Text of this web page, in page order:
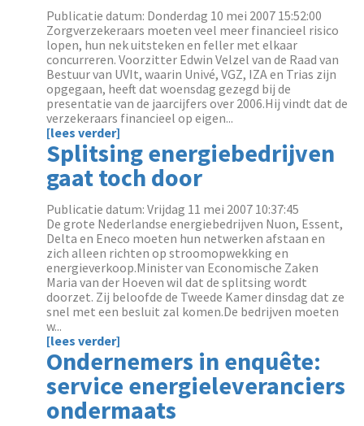
Publicatie datum: Donderdag 10 mei 2007 15:52:00
Zorgverzekeraars moeten veel meer financieel risico
lopen, hun nek uitsteken en feller met elkaar
concurreren. Voorzitter Edwin Velzel van de Raad van
Bestuur van UVIt, waarin Univé, VGZ, IZA en Trias zijn
opgegaan, heeft dat woensdag gezegd bij de
presentatie van de jaarcijfers over 2006.Hij vindt dat de
verzekeraars financieel op eigen...
[lees verder]
Splitsing energiebedrijven
gaat toch door
Publicatie datum: Vrijdag 11 mei 2007 10:37:45
De grote Nederlandse energiebedrijven Nuon, Essent,
Delta en Eneco moeten hun netwerken afstaan en
zich alleen richten op stroomopwekking en
energieverkoop.Minister van Economische Zaken
Maria van der Hoeven wil dat de splitsing wordt
doorzet. Zij beloofde de Tweede Kamer dinsdag dat ze
snel met een besluit zal komen.De bedrijven moeten
w...
[lees verder]
Ondernemers in enquête:
service energieleveranciers
ondermaats